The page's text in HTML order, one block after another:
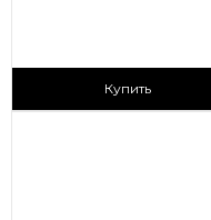
2
Купить